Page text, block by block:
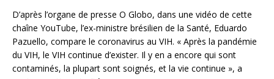
D’après l’organe de presse O Globo, dans une vidéo de cette
chaîne YouTube, l’ex-ministre brésilien de la Santé, Eduardo
Pazuello, compare le coronavirus au VIH. « Après la pandémie
du VIH, le VIH continue d’exister. Il y en a encore qui sont
contaminés, la plupart sont soignés, et la vie continue », a